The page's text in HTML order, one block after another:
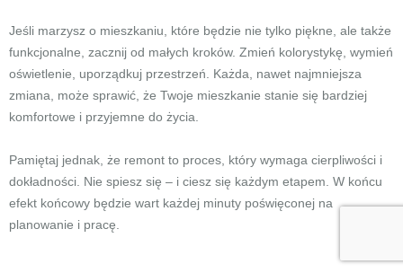
Jeśli marzysz o mieszkaniu, które będzie nie tylko piękne, ale także
funkcjonalne, zacznij od małych kroków. Zmień kolorystykę, wymień
oświetlenie, uporządkuj przestrzeń. Każda, nawet najmniejsza
zmiana, może sprawić, że Twoje mieszkanie stanie się bardziej
komfortowe i przyjemne do życia.
Pamiętaj jednak, że remont to proces, który wymaga cierpliwości i
dokładności. Nie spiesz się – i ciesz się każdym etapem. W końcu
efekt końcowy będzie wart każdej minuty poświęconej na
planowanie i pracę.